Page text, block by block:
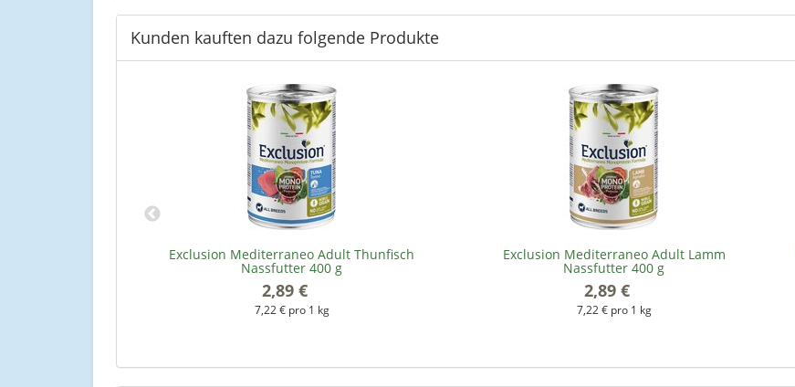
Kunden kauften dazu folgende Produkte
Exclusion Mediterraneo Adult Thunfisch
Nassfutter 400 g
2,89 €
7,22 € pro 1 kg
Exclusion Mediterraneo Adult Lamm
Nassfutter 400 g
2,89 €
7,22 € pro 1 kg